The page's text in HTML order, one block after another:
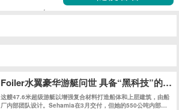
Foiler水翼豪华游艇问世 具备“黑科技”的混
这艘47.6米超级游艇以增强复合材料打造船体和上层建筑，由船
厂内部团队设计。Sehamia在3月交付，但她的550公吨内部空